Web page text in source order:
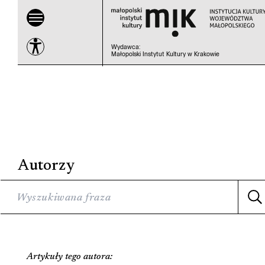
Wydawca:
Małopolski Instytut Kultury w Krakowie
Autorzy
Artykuły tego autora: